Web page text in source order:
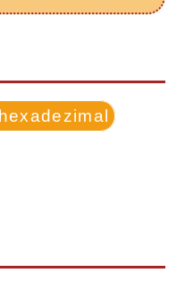
hexadezimal